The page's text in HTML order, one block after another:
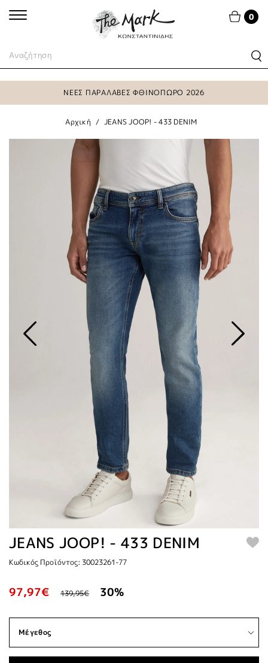
0
ΝΕΕΣ ΠΑΡΑΛΑΒΕΣ ΦΘΙΝΟΠΩΡΟ 2026
Αρχική JEANS JOOP! - 433 DENIM
JEANS JOOP! - 433 DENIM
Κωδικός Προϊόντος: 30023261-77
97,97€ 139,95€ 30%